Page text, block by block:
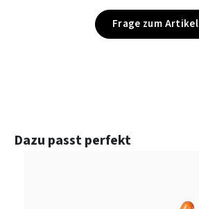
Frage zum Artikel
Produktgalerie überspringen
Dazu passt perfekt